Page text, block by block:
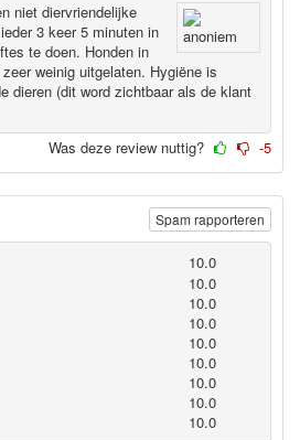
niet diervriendelijke
3 keer 5 minuten in
te doen. Honden in
weinig uitgelaten. Hygiëne is
dieren (dit word zichtbaar als de klant
Was deze review nuttig? -5
10.0
10.0
10.0
10.0
10.0
10.0
10.0
10.0
10.0
Spam rapporteren